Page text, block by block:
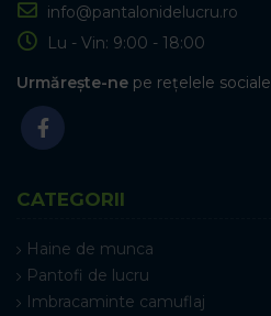
info@pantalonidelucru.ro
Lu - Vin: 9:00 - 18:00
Urmărește-ne pe rețelele sociale
CATEGORII
Haine de munca
Pantofi de lucru
Imbracaminte camuflaj